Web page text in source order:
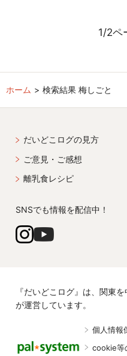
1/2ペ
ホーム 検索結果 梅しごと
だいどこログの見方
ご意見・ご感想
離乳食レシピ
SNSでも情報を配信中！
『だいどこログ』は、関東
が運営しています。
個人情報
cookie等